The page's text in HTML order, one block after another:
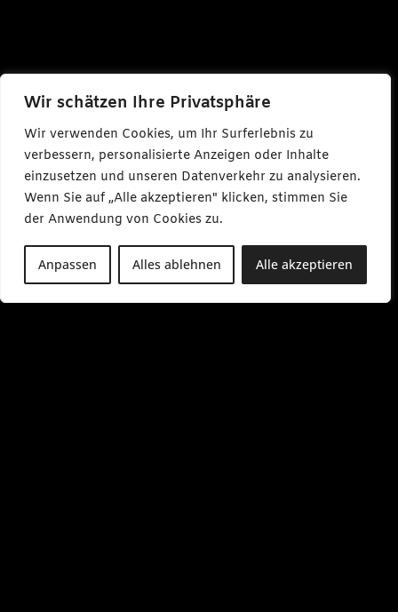
Wir schätzen Ihre Privatsphäre
Wir verwenden Cookies, um Ihr Surferlebnis zu
verbessern, personalisierte Anzeigen oder Inhalte
einzusetzen und unseren Datenverkehr zu analysieren.
Wenn Sie auf „Alle akzeptieren" klicken, stimmen Sie
der Anwendung von Cookies zu.
Anpassen Alles ablehnen Alle akzeptieren